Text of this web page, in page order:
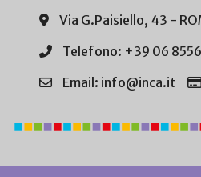
Via G.Paisiello, 43 -
Telefono: +39 06
Email: info@inca.it